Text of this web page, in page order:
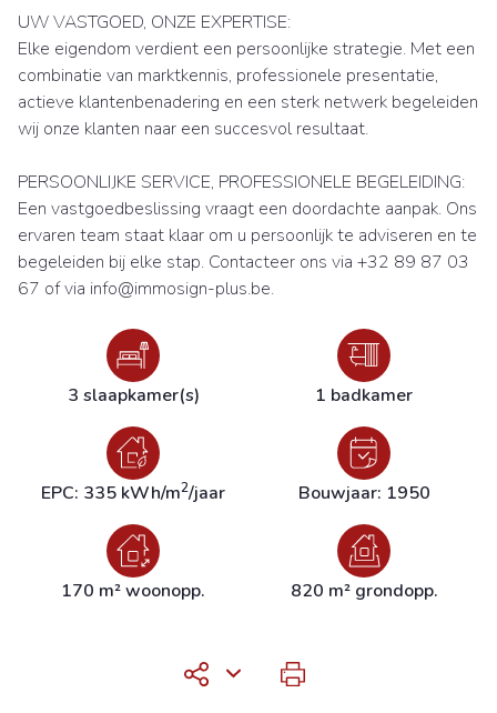
UW VASTGOED, ONZE EXPERTISE:
Elke eigendom verdient een persoonlijke strategie. Met een
combinatie van marktkennis, professionele presentatie,
actieve klantenbenadering en een sterk netwerk begeleiden
wij onze klanten naar een succesvol resultaat.
PERSOONLIJKE SERVICE, PROFESSIONELE BEGELEIDING:
Een vastgoedbeslissing vraagt een doordachte aanpak. Ons
ervaren team staat klaar om u persoonlijk te adviseren en te
begeleiden bij elke stap. Contacteer ons via +32 89 87 03
67 of via info@immosign-plus.be.
3 slaapkamer(s) 1 badkamer
EPC: 335 kWh/m2/jaar Bouwjaar: 1950
170 m² woonopp. 820 m² grondopp.